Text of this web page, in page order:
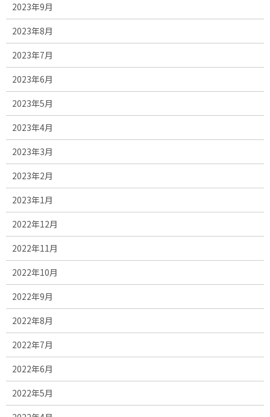
2023年9月
2023年8月
2023年7月
2023年6月
2023年5月
2023年4月
2023年3月
2023年2月
2023年1月
2022年12月
2022年11月
2022年10月
2022年9月
2022年8月
2022年7月
2022年6月
2022年5月